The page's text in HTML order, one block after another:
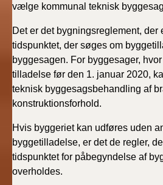
vælge kommunal teknisk
Det er det bygningsreglement, der
tidspunktet, der søges om
byggesagen. For byggesager,
tilladelse før den 1. januar 2020,
teknisk byggesagsbehandling af
konstruktionsforhold.
Hvis byggeriet kan udføres uden
byggetilladelse, er det de regler,
tidspunktet for påbegyndelse af
overholdes.